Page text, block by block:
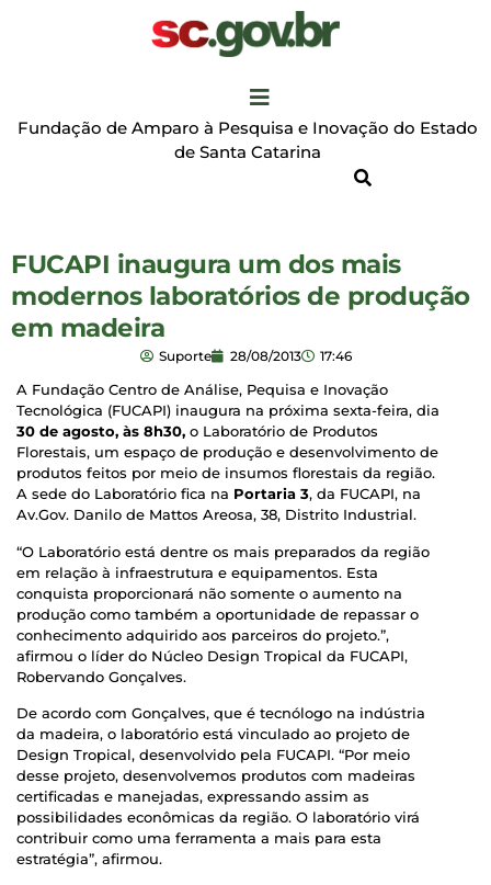
Fundação de Amparo à Pesquisa e Inovação do Estado
de Santa Catarina
FUCAPI inaugura um dos mais
modernos laboratórios de produção
em madeira
Suporte 28/08/2013 17:46
A Fundação Centro de Análise, Pequisa e Inovação
Tecnológica (FUCAPI) inaugura na próxima sexta-feira, dia
30 de agosto, às 8h30, o Laboratório de Produtos
Florestais, um espaço de produção e desenvolvimento de
produtos feitos por meio de insumos florestais da região.
A sede do Laboratório fica na Portaria 3, da FUCAPI, na
Av.Gov. Danilo de Mattos Areosa, 38, Distrito Industrial.
“O Laboratório está dentre os mais preparados da região
em relação à infraestrutura e equipamentos. Esta
conquista proporcionará não somente o aumento na
produção como também a oportunidade de repassar o
conhecimento adquirido aos parceiros do projeto.”,
afirmou o líder do Núcleo Design Tropical da FUCAPI,
Robervando Gonçalves.
De acordo com Gonçalves, que é tecnólogo na indústria
da madeira, o laboratório está vinculado ao projeto de
Design Tropical, desenvolvido pela FUCAPI. “Por meio
desse projeto, desenvolvemos produtos com madeiras
certificadas e manejadas, expressando assim as
possibilidades econômicas da região. O laboratório virá
contribuir como uma ferramenta a mais para esta
estratégia”, afirmou.